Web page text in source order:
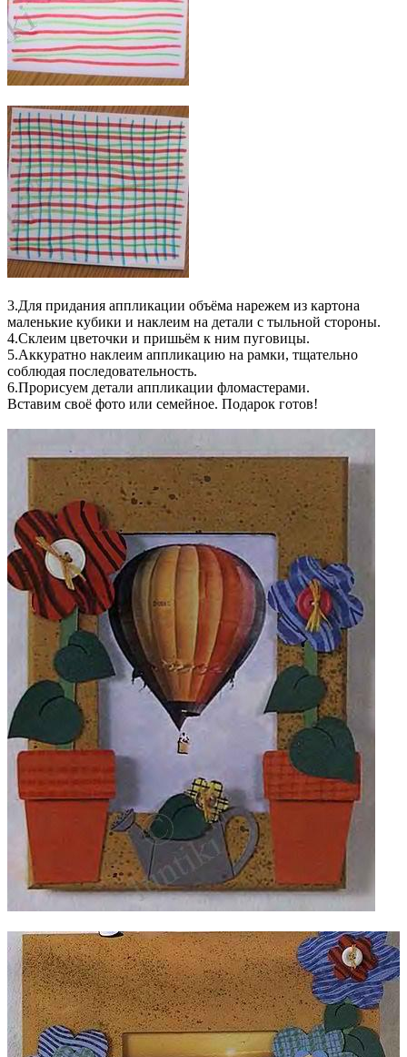
3.Для придания аппликации объёма нарежем из картона
маленькие кубики и наклеим на детали с тыльной стороны.
4.Склеим цветочки и пришьём к ним пуговицы.
5.Аккуратно наклеим аппликацию на рамки, тщательно
соблюдая последовательность.
6.Прорисуем детали аппликации фломастерами.
Вставим своё фото или семейное. Подарок готов!